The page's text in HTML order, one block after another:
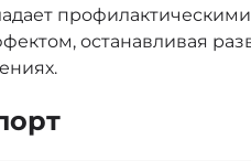
останавливая